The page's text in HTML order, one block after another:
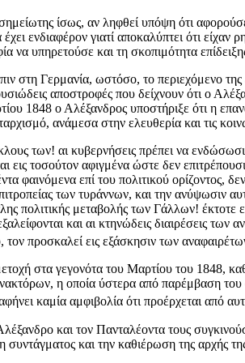
ίσως, αν ληφθεί υπόψη ότι
ενδιαφέρον γιατί αποκαλύπτει ότι
να υπηρετούσε και τη σκοπιμότητα
στη Γερμανία, ωστόσο, το περιεχόμενο
αποστροφές που δείχνουν ότι ο
1848 ο Αλέξανδρος υποστήριξε ότι η
ανάμεσα στην ελευθερία και τις
των! αι κυβερνήσεις πρέπει να
εις τοσούτον αφιγμένα ώστε δεν
φαινόμενα επί του πολιτικού ορίζοντος,
των τυράννων, και την ανύψωσιν
πολιτικής μεταβολής των Γάλλων!
και αι κτηνώδεις διαιρέσεις των
προσκαλεί εις εξάσκησιν των
στα γεγονότα του Μαρτίου του 1848,
η οποία ύστερα από παρέμβαση του
καμία αμφιβολία ότι προέρχεται από
και τον Πανταλέοντα τους
και την καθιέρωση της αρχής